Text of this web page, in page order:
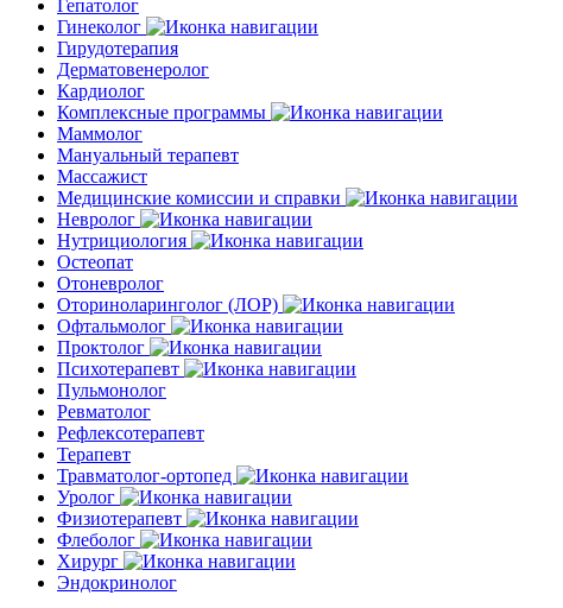
Гепатолог
Гинеколог
Гирудотерапия
Дерматовенеролог
Кардиолог
Комплексные программы
Маммолог
Мануальный терапевт
Массажист
Медицинские комиссии и справки
Невролог
Нутрициология
Остеопат
Отоневролог
Оториноларинголог (ЛОР)
Офтальмолог
Проктолог
Психотерапевт
Пульмонолог
Ревматолог
Рефлексотерапевт
Терапевт
Травматолог-ортопед
Уролог
Физиотерапевт
Флеболог
Хирург
Эндокринолог